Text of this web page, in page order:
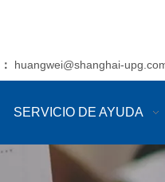
： huangwei@shanghai-
SERVICIO DE AYUDA